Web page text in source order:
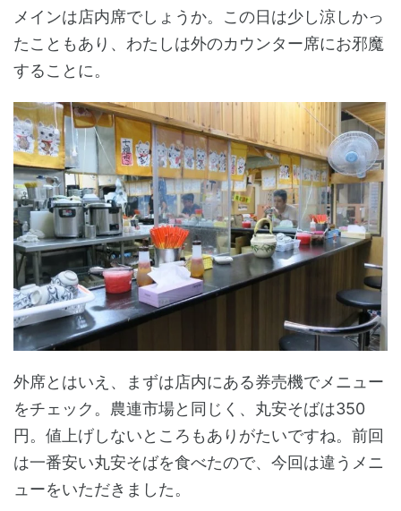
メインは店内席でしょうか。この日は少し涼しかっ
たこともあり、わたしは外のカウンター席にお邪魔
することに。
外席とはいえ、まずは店内にある券売機でメニュー
をチェック。農連市場と同じく、丸安そばは350
円。値上げしないところもありがたいですね。前回
は一番安い丸安そばを食べたので、今回は違うメニ
ューをいただきました。